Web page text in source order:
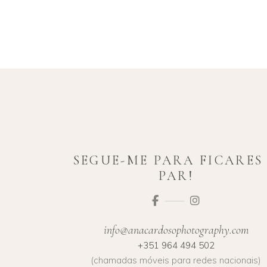
SEGUE-ME PARA
PAR!
info@anacardosophotography.com
+351 964 494 502
(chamadas móveis para redes nacionais)